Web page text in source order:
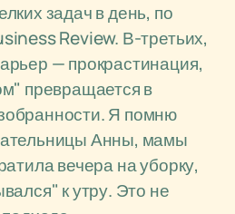
задач в день, по
Review. В-третьих,
— прокрастинация,
превращается в
Я помню
Анны, мамы
вечера на уборку,
к утру. Это не